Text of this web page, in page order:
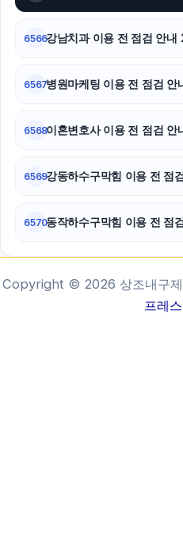
6566강남치과 이용 전 점검 안
6567병원마케팅 이용 전 점검
6568이혼변호사 이용 전 점검
6569강동하수구막힘 이용 전
6570동작하수구막힘 이용 전
Copyright © 2026 상조내구
프레